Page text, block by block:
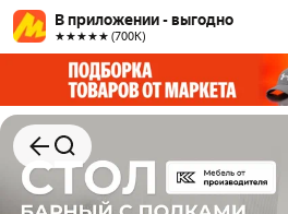
В приложении - выгодно
★★★★★ (700К)